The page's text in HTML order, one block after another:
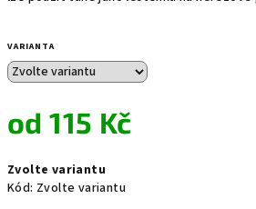
VARIANTA
od115 Kč
cena:
Zvolte variantu
Kód: Zvolte variantu